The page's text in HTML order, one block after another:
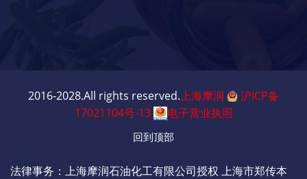
2016-2028.All rights reserved.上海摩润
沪ICP备
17021104号-13
电子营业执照
回到顶部
法律事务：上海摩润石油化工有限公司授权 上海市郑传本